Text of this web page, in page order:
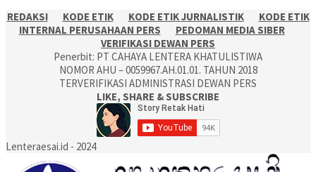
REDAKSI
KODE ETIK KODE ETIK JURNALISTIK
KODE ETIK
INTERNAL PERUSAHAAN PERS
PEDOMAN MEDIA SIBER
VERIFIKASI DEWAN PERS
Penerbit: PT CAHAYA LENTERA KHATULISTIWA
NOMOR AHU – 0059967.AH.01.01. TAHUN 2018
TERVERIFIKASI ADMINISTRASI DEWAN PERS
LIKE, SHARE & SUBSCRIBE
Lenteraesai.id - 2024